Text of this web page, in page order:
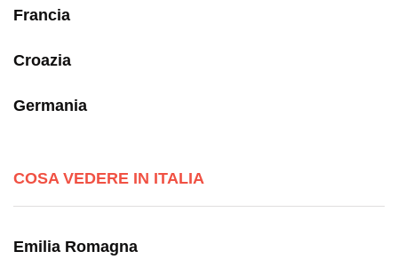
Francia
Croazia
Germania
COSA VEDERE IN ITALIA
Emilia Romagna